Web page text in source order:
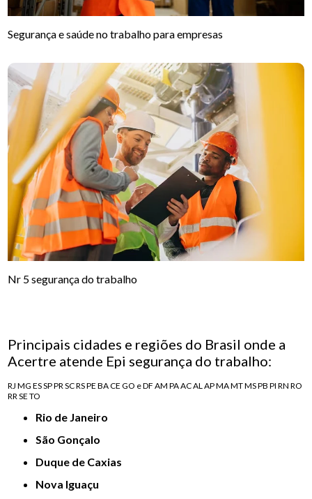
Segurança e saúde no trabalho para empresas
Nr 5 segurança do trabalho
Principais cidades e regiões do Brasil onde a
Acertre atende Epi segurança do trabalho:
RJ MG ESSPPRSCRSPE BACE GO e DF AM PAACALAPMAMTMSPB PI RN RO
RRSE TO
Rio de Janeiro
São Gonçalo
Duque de Caxias
Nova Iguaçu